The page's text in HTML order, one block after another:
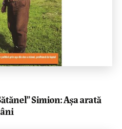
Simion: Așa arată